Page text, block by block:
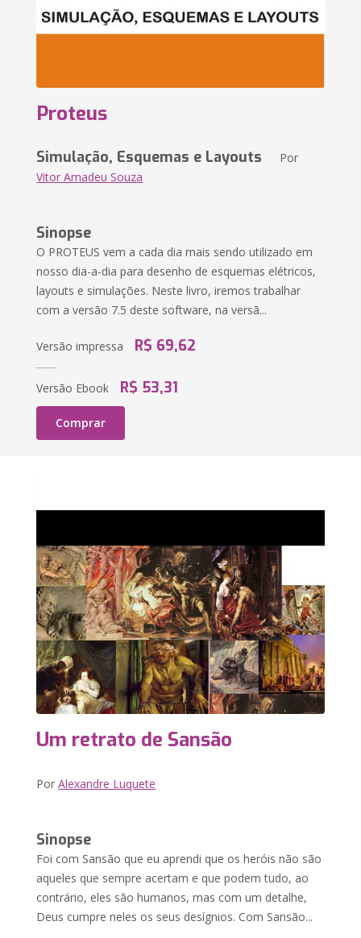
Proteus
Simulação, Esquemas e Layouts Por
Vitor Amadeu Souza
Sinopse
O PROTEUS vem a cada dia mais sendo utilizado em
nosso dia-a-dia para desenho de esquemas elétricos,
layouts e simulações. Neste livro, iremos trabalhar
com a versão 7.5 deste software, na versã...
Versão impressa R$ 69,62
Versão Ebook R$ 53,31
Comprar
Um retrato de Sansão
PorAlexandre Luquete
Sinopse
Foi com Sansão que eu aprendi que os heróis não são
aqueles que sempre acertam e que podem tudo, ao
contrário, eles são humanos, mas com um detalhe,
Deus cumpre neles os seus desígnios. Com Sansão...